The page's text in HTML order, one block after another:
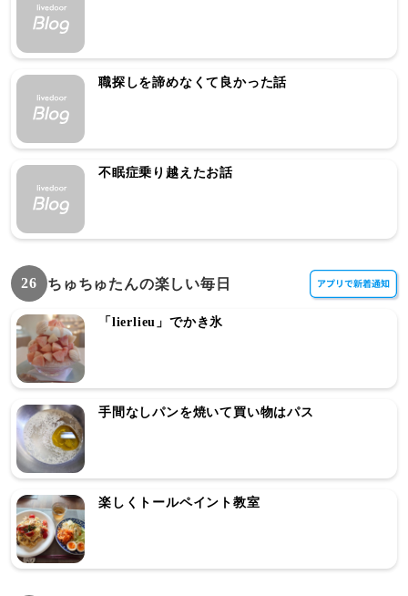
職探しを諦めなくて良かった話
不眠症乗り越えたお話
26 ちゅちゅたんの楽しい毎日
「lierlieu」でかき氷
手間なしパンを焼いて買い物はパス
楽しくトールペイント教室